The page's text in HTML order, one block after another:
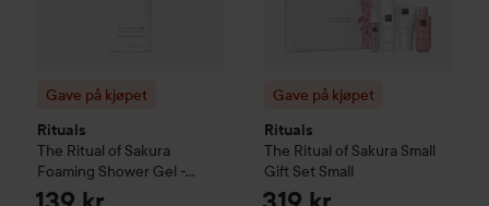
Gave på kjøpet
Rituals
The Ritual of Sakura
Foaming Shower Gel -
Floral - Kirsebærblomst &
Gave på kjøpet
Rituals
The Ritual of Sakura Small
Gift Set Small